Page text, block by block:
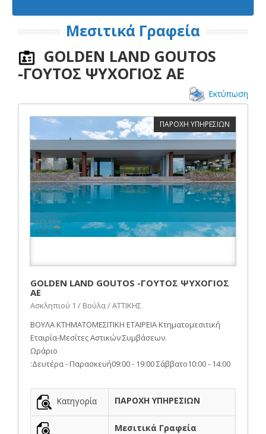
Μεσιτικά Γραφεία
GOLDEN LAND GOUTOS
-ΓΟΥΤΟΣ ΨΥΧΟΓΙΟΣ ΑΕ
Εκτύπωση
ΠΑΡΟΧΗ ΥΠΗΡΕΣΙΩΝ
GOLDEN LAND GOUTOS -ΓΟΥΤΟΣ ΨΥΧΟΓΙΟΣ
ΑΕ
Ασκληπιού 1 / Βούλα / ΑΤΤΙΚΗΣ
ΒΟΥΛΑ ΚΤΗΜΑΤΟΜΕΣΙΤΙΚΗ ΕΤΑΙΡΕΙΑ Κτηματομεσιτική
Εταιρία-Μεσίτες Αστικών Συμβάσεων.
Ωράριο
:Δευτέρα - Παρασκευή09:00 - 19:00 Σάββατο10:00 - 14:00
Κατηγορία ΠΑΡΟΧΗ ΥΠΗΡΕΣΙΩΝ
Μεσιτικά Γραφεία